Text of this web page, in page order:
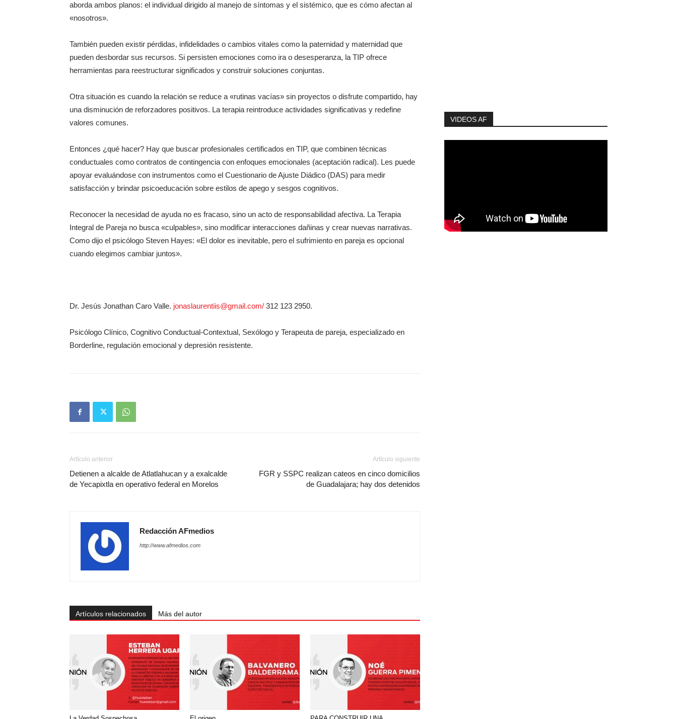
aborda ambos planos: el individual dirigido al manejo de síntomas y el sistémico, que es cómo afectan al
«nosotros».
También pueden existir pérdidas, infidelidades o cambios vitales como la paternidad y maternidad que
pueden desbordar sus recursos. Si persisten emociones como ira o desesperanza, la TIP ofrece
herramientas para reestructurar significados y construir soluciones conjuntas.
Otra situación es cuando la relación se reduce a «rutinas vacías» sin proyectos o disfrute compartido, hay
una disminución de reforzadores positivos. La terapia reintroduce actividades significativas y redefine
valores comunes.
Entonces ¿qué hacer? Hay que buscar profesionales certificados en TIP, que combinen técnicas
conductuales como contratos de contingencia con enfoques emocionales (aceptación radical). Les puede
apoyar evaluándose con instrumentos como el Cuestionario de Ajuste Diádico (DAS) para medir
satisfacción y brindar psicoeducación sobre estilos de apego y sesgos cognitivos.
Reconocer la necesidad de ayuda no es fracaso, sino un acto de responsabilidad afectiva. La Terapia
Integral de Pareja no busca «culpables», sino modificar interacciones dañinas y crear nuevas narrativas.
Como dijo el psicólogo Steven Hayes: «El dolor es inevitable, pero el sufrimiento en pareja es opcional
cuando elegimos cambiar juntos».
Dr. Jesús Jonathan Caro Valle. jonaslaurentiis@gmail.com/ 312 123 2950.
Psicólogo Clínico, Cognitivo Conductual-Contextual, Sexólogo y Terapeuta de pareja, especializado en
Borderline, regulación emocional y depresión resistente.
Artículo anterior
Detienen a alcalde de Atlatlahucan y a exalcalde
de Yecapixtla en operativo federal en Morelos
Artículo siguiente
FGR y SSPC realizan cateos en cinco domicilios
de Guadalajara; hay dos detenidos
Redacción AFmedios
http://www.afmedios.com
Artículos relacionados Más del autor
VIDEOS AF